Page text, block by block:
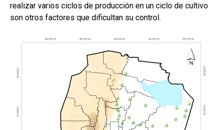
realizar varios ciclos de producción en un ciclo de cultivo
son otros factores que dificultan su control.